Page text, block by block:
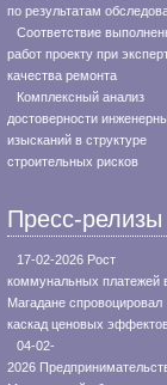
по результатам
Соответствие
работ проекту при
качества ремонта
Комплексный анализ
достоверности
изысканий в структуре
строительных рисков
Пресс-релизы
17-02-2026 Рост
коммунальных платежей
Магадане спровоцировал
каскад ценовых
04-02-
2026